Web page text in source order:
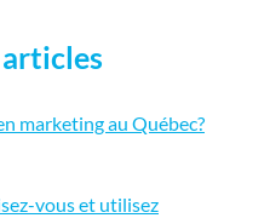
marketing au Québec?
vous et utilisez